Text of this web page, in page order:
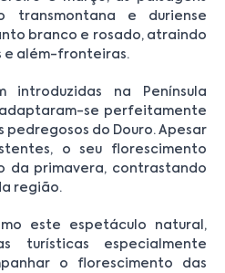
transmontana e duriense
branco e rosado, atraindo
e além-fronteiras.
introduzidas na Península
se perfeitamente
pedregosos do Douro. Apesar
o seu florescimento
da primavera, contrastando
região.
este espetáculo natural,
turísticas especialmente
o florescimento das